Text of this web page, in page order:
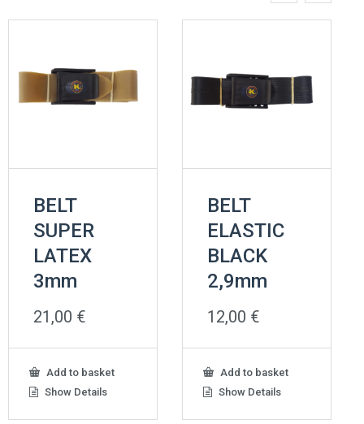
BELT
SUPER
LATEX
3mm
21,00 €
Add to basket
Show Details
BELT
ELASTIC
BLACK
2,9mm
12,00 €
Add to basket
Show Details